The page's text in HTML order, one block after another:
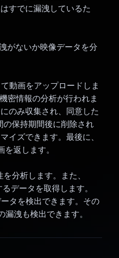
すでに漏洩しているた
がないか映像データを分
動画をアップロードしま
密情報の分析が行われま
のみ収集され、同意した
保持期間後に削除され
イズできます。最後に、
返します。
分析します。また、
データを取得します。
タを検出できます。その
洩も検出できます。